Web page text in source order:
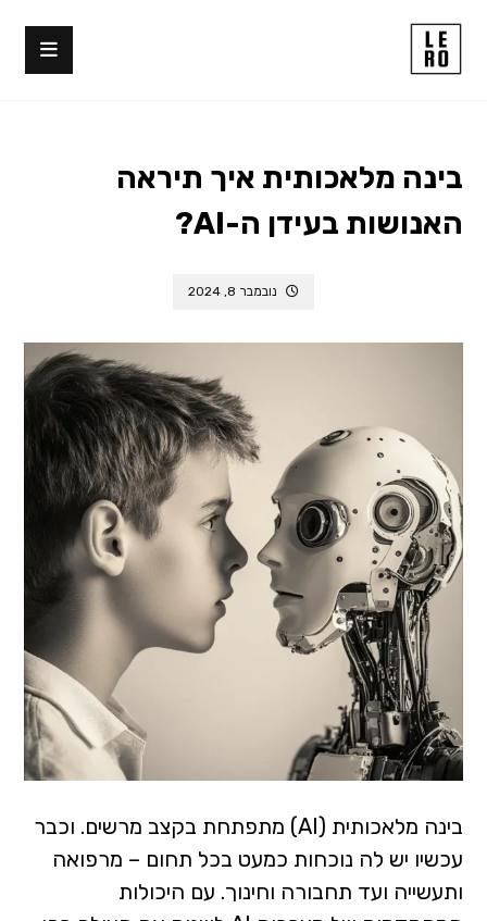
בינה מלאכותית איך תיראה
האנושות בעידן ה-AI?
נובמבר 8, 2024
בינה מלאכותית (AI) מתפתחת בקצב מרשים. וכבר
עכשיו יש לה נוכחות כמעט בכל תחום – מרפואה
ותעשייה ועד תחבורה וחינוך. עם היכולות